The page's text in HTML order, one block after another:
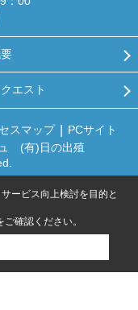
エスト
スマップ
PCサイト
(有)日の出殖
ービス向上検討を目的と
ご確認ください。